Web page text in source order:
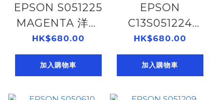
EPSON S051225
MAGENTA 洋紅
感光鼓 C500DN
105052159
HK$680.00
加入購物車
EPSON
C13S051224
YELLOW 黃色感
光鼓 C500DN
105052158
HK$680.00
加入購物車